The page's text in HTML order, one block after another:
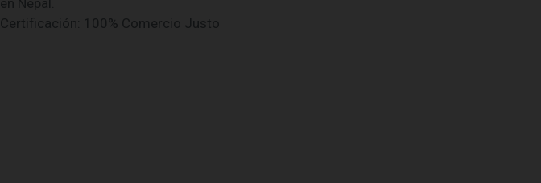
en Nepal.
Certificación: 100% Comercio Justo